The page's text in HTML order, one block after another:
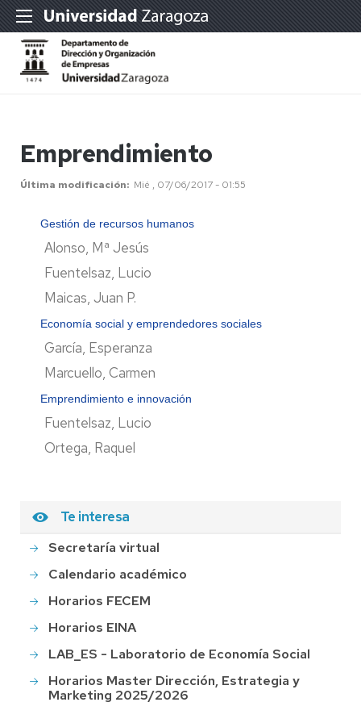
Emprendimiento
Última modificación Mié , 07/06/2017 - 01:55
Gestión de recursos humanos
Alonso, Mª Jesús
Fuentelsaz, Lucio
Maicas, Juan P.
Economía social y emprendedores sociales
García, Esperanza
Marcuello, Carmen
Emprendimiento e innovación
Fuentelsaz, Lucio
Ortega, Raquel
Te interesa
Secretaría virtual
Calendario académico
Horarios FECEM
Horarios EINA
LAB_ES - Laboratorio de Economía Social
Horarios Master Dirección, Estrategia y
Marketing 2025/2026